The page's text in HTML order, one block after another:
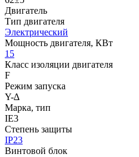
Двигатель
Тип двигателя
Электрический
Мощность двигателя, КВт
15
Класс изоляции двигателя
F
Режим запуска
Y-∆
Марка, тип
IE3
Степень защиты
IP23
Винтовой блок